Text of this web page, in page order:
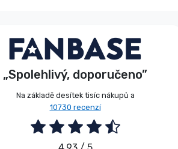
„Spolehlivý, doporučeno”
Na základě desítek tisíc nákupů a
10730 recenzí
V. Éva Kupující
2026. 08. 06.